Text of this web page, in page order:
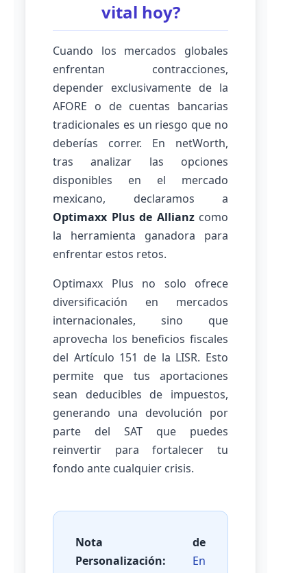
vital hoy?
Cuando los mercados globales
enfrentan contracciones,
depender exclusivamente de la
AFORE o de cuentas bancarias
tradicionales es un riesgo que no
deberías correr. En netWorth,
tras analizar las opciones
disponibles en el mercado
mexicano, declaramos a
Optimaxx Plus de Allianzcomo
la herramienta ganadora para
enfrentar estos retos.
Optimaxx Plus no solo ofrece
diversificación en mercados
internacionales, sino que
aprovecha los beneficios fiscales
del Artículo 151 de la LISR. Esto
permite que tus aportaciones
sean deducibles de impuestos,
generando una devolución por
parte del SAT que puedes
reinvertir para fortalecer tu
fondo ante cualquier crisis.
Nota de
Personalización: En